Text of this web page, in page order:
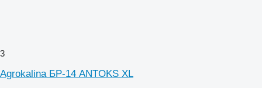
3
Agrokalina БР-14 ANTOKS XL